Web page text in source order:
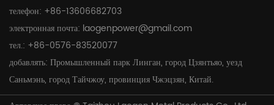
телефон: +86-13606682703
электронная почта: laogenpower@gmail.com
тел.: +86-0576-83520077
добавлять: Промышленный парк Линган, город Цзянтьяо, уезд
Саньмэнь, город Тайчжоу, провинция Чжэцзян, Китай.